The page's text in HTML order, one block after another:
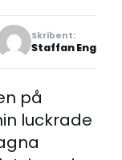
Skribent:
Staffan Eng
på
luckrade